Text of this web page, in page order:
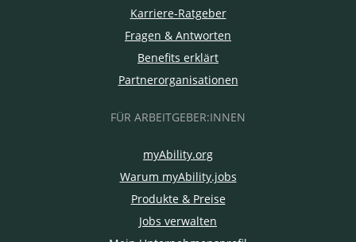
Karriere-Ratgeber
Fragen & Antworten
Benefits erklärt
Partnerorganisationen
FÜR ARBEITGEBER:INNEN
myAbility.org
Warum myAbility.jobs
Produkte & Preise
Jobs verwalten